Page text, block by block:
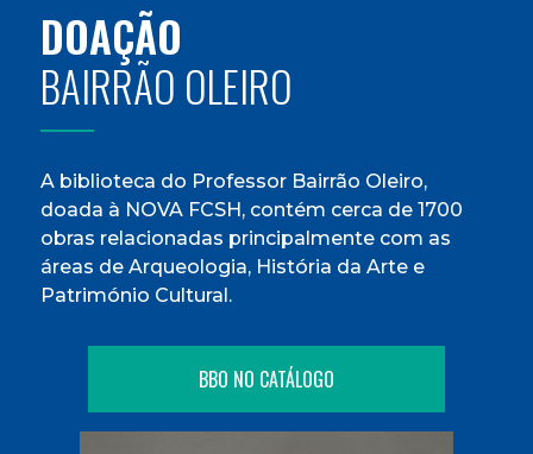
DOAÇÃO
BAIRRÃO OLEIRO
A biblioteca do Professor Bairrão Oleiro,
doada à NOVA FCSH, contém cerca de 1700
obras relacionadas principalmente com as
áreas de Arqueologia, História da Arte e
Património Cultural.
BBO NO CATÁLOGO